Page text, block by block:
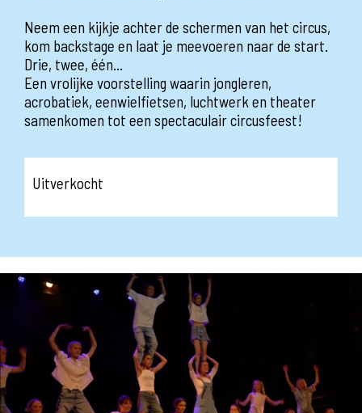
Neem een kijkje achter de schermen van het circus,
kom backstage en laat je meevoeren naar de start.
Drie, twee, één...
Een vrolijke voorstelling waarin jongleren,
acrobatiek, eenwielfietsen, luchtwerk en theater
samenkomen tot een spectaculair circusfeest!
Uitverkocht